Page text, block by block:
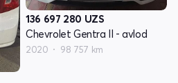
136 697 280 UZS
Chevrolet Gentra II - avlod
2020 98 757 km